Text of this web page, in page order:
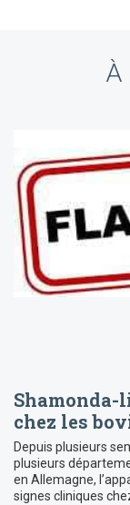
À
Shamonda-
chez les
Depuis plusieurs
plusieurs
en Allemagne,
signes cliniques